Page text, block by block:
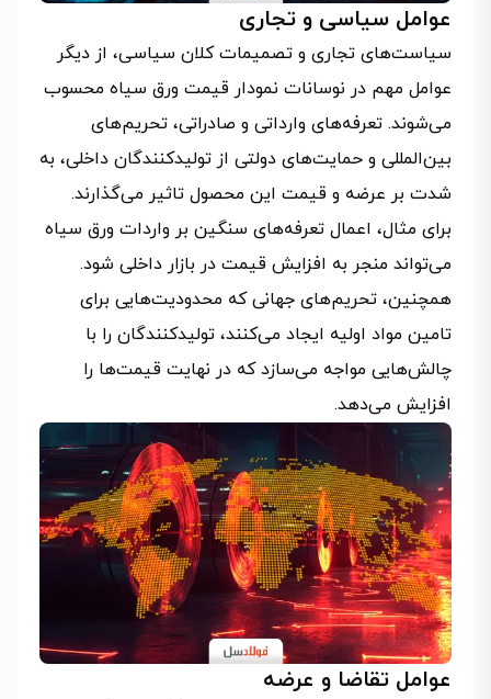
عوامل سیاسی و تجاری
سیاست‌های تجاری و تصمیمات کلان سیاسی، از دیگر
عوامل مهم در نوسانات نمودار قیمت ورق سیاه محسوب
می‌شوند. تعرفه‌های وارداتی و صادراتی، تحریم‌های
بین‌المللی و حمایت‌های دولتی از تولیدکنندگان داخلی، به
شدت بر عرضه و قیمت این محصول تاثیر می‌گذارند.
برای مثال، اعمال تعرفه‌های سنگین بر واردات ورق سیاه
می‌تواند منجر به افزایش قیمت در بازار داخلی شود.
همچنین، تحریم‌های جهانی که محدودیت‌هایی برای
تامین مواد اولیه ایجاد می‌کنند، تولیدکنندگان را با
چالش‌هایی مواجه می‌سازد که در نهایت قیمت‌ها را
افزایش می‌دهد.
عوامل تقاضا و عرضه